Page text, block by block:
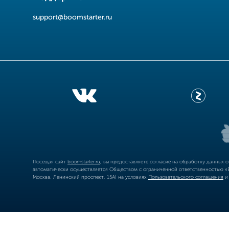
support@boomstarter.ru
Посещая сайт boomstarter.ru , вы предоставляете согласие на обработку
автоматически осуществляется Обществом с ограниченной
Москва, Ленинский проспект, 15А) на условиях Пользовательского соглашения и